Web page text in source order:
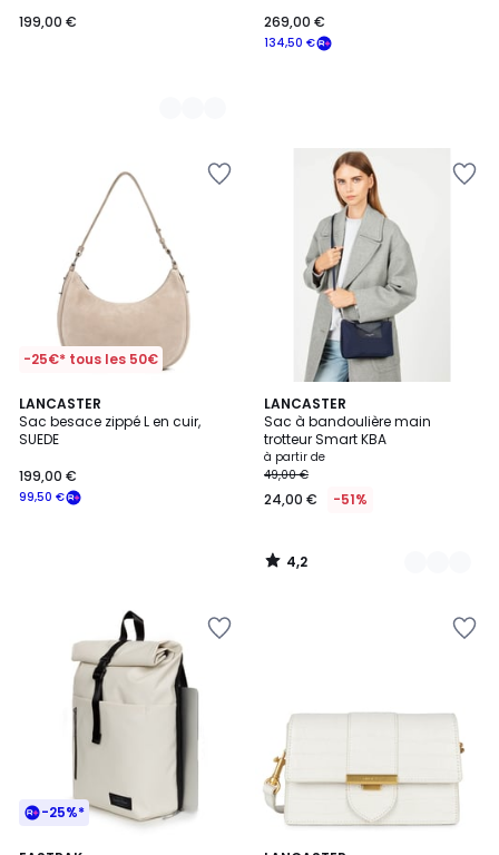
199,00 €
134,50 €
269,00 €
-25€* tous les 50€
LANCASTER
Sac besace zippé L en cuir,
SUEDE
99,50 €
199,00 €
LANCASTER
Sac à bandoulière main
trotteur Smart KBA
à partir de
49,00 €
24,00 € -51%
4,2
/ 5
12
Couleurs
4,2
/
-25%*